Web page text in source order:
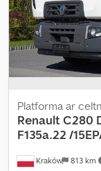
Kraków 813 km
Platforma ar
Renault C280
F135a.22 /